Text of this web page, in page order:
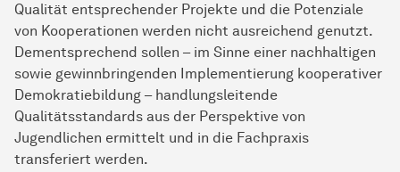
Qualität entsprechender Projekte und die Potenziale
von Kooperationen werden nicht ausreichend genutzt.
Dementsprechend sollen – im Sinne einer nachhaltigen
sowie gewinnbringenden Implementierung kooperativer
Demokratiebildung – handlungsleitende
Qualitätsstandards aus der Perspektive von
Jugendlichen ermittelt und in die Fachpraxis
transferiert werden.